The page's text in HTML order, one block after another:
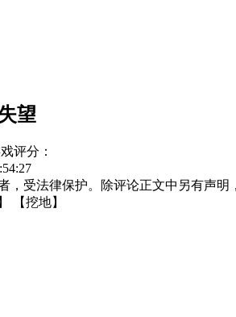
望
评分：
，受法律保护。除评论正文中另有声
【挖地】